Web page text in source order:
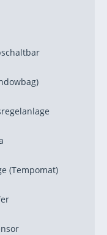
(Tempomat)